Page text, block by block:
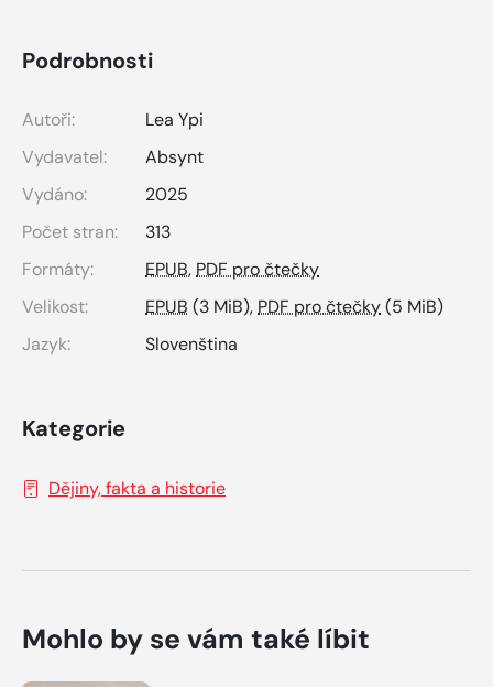
Podrobnosti
Autoři:
Lea Ypi
Vydavatel:
Absynt
Vydáno:
2025
Počet stran:
313
Formáty:
EPUB,PDF pro čtečky
Velikost:
EPUB (3 MiB),PDF pro čtečky(5 MiB)
Jazyk:
Slovenština
Kategorie
Dějiny, fakta a historie
Mohlo by se vám také líbit